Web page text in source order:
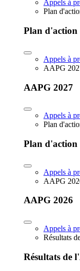
Appels à
Plan
Plan d'action
Appels à
AAPG
AAPG 2027
Appels à
Plan
Plan d'action
Appels à
AAPG
AAPG 2026
Appels à
Résultats
Résultats de